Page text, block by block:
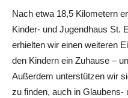
Nach etwa 18,5 Kilometern
Kinder- und Jugendhaus St.
erhielten wir einen weiteren
den Kindern ein Zuhause –
Außerdem unterstützen wir
zu finden, auch in Glaubens-